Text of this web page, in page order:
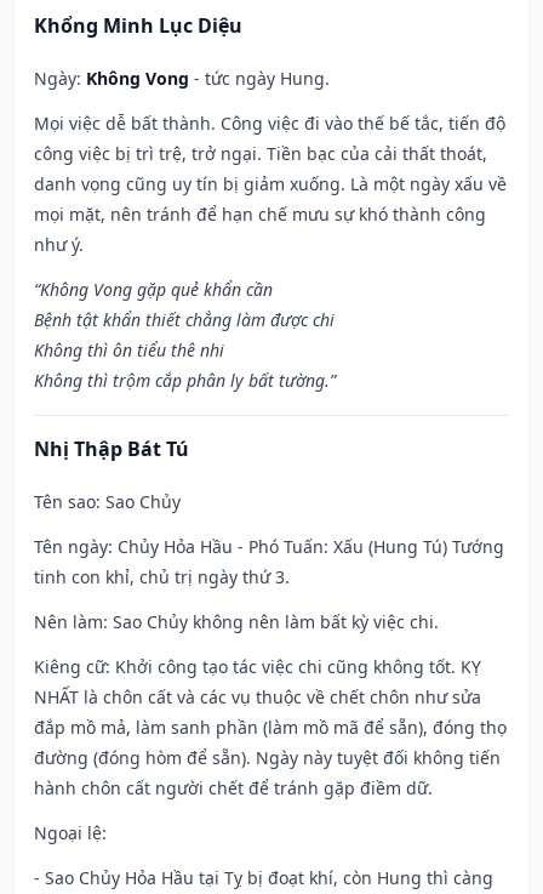
Khổng Minh Lục Diệu
Ngày: Không Vong - tức ngày Hung.
Mọi việc dễ bất thành. Công việc đi vào thế bế tắc, tiến độ
công việc bị trì trệ, trở ngại. Tiền bạc của cải thất thoát,
danh vọng cũng uy tín bị giảm xuống. Là một ngày xấu về
mọi mặt, nên tránh để hạn chế mưu sự khó thành công
như ý.
“Không Vong gặp quẻ khẩn cần
Bệnh tật khẩn thiết chẳng làm được chi
Không thì ôn tiểu thê nhi
Không thì trộm cắp phân ly bất tường.”
Nhị Thập Bát Tú
Tên sao: Sao Chủy
Tên ngày: Chủy Hỏa Hầu - Phó Tuấn: Xấu (Hung Tú) Tướng
tinh con khỉ, chủ trị ngày thứ 3.
Nên làm: Sao Chủy không nên làm bất kỳ việc chi.
Kiêng cữ: Khởi công tạo tác việc chi cũng không tốt. KỴ
NHẤT là chôn cất và các vụ thuộc về chết chôn như sửa
đắp mồ mả, làm sanh phần (làm mồ mã để sẵn), đóng thọ
đường (đóng hòm để sẵn). Ngày này tuyệt đối không tiến
hành chôn cất người chết để tránh gặp điềm dữ.
Ngoại lệ:
- Sao Chủy Hỏa Hầu tại Tỵ bị đoạt khí, còn Hung thì càng